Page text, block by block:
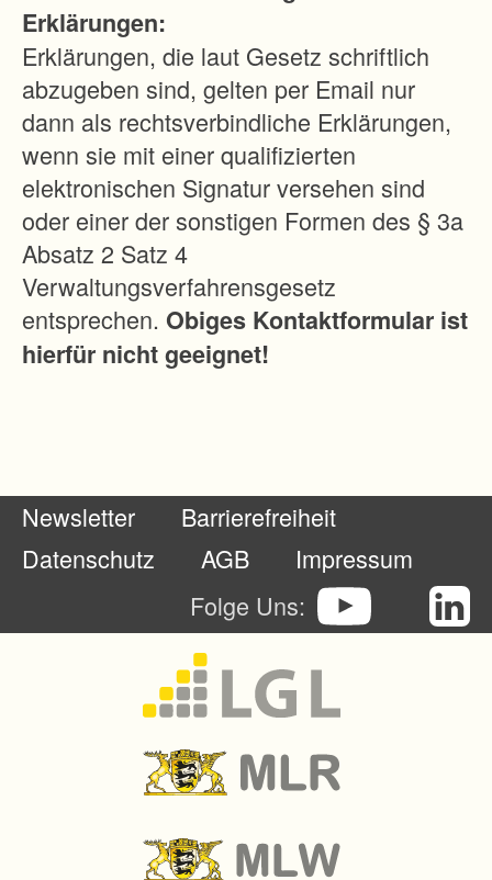
Erklärungen:
Erklärungen, die laut Gesetz schriftlich
abzugeben sind, gelten per Email nur
dann als rechtsverbindliche Erklärungen,
wenn sie mit einer qualifizierten
elektronischen Signatur versehen sind
oder einer der sonstigen Formen des § 3a
Absatz 2 Satz 4
Verwaltungsverfahrensgesetz
entsprechen. Obiges Kontaktformular ist
hierfür nicht geeignet!
Newsletter
Barrierefreiheit
Datenschutz
AGB
Impressum
Folge Uns: